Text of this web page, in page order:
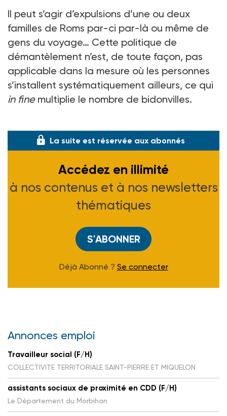
Il peut s’agir d’expulsions d’une ou deux
familles de Roms par-ci par-là ou même de
gens du voyage… Cette politique de
démantèlement n’est, de toute façon, pas
applicable dans la mesure où les personnes
s’installent systématiquement ailleurs, ce qui
in finemultiplie le nombre de bidonvilles.
La suite est réservée aux abonnés
Accédez en illimité
à nos contenus et à nos newsletters
thématiques
S'ABONNER
Déjà Abonné ? Se connecter
Annonces emploi
Travailleur social (F/H)
COLLECTIVITE TERRITORIALE SAINT-PIERRE ET MIQUELON
assistants sociaux de proximité en CDD (F/H)
Le Département du Morbihan